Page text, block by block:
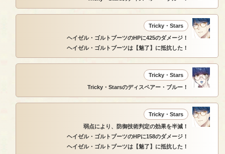
Tricky・Stars
ヘイゼル・ゴルトブーツのHPに425のダメージ！
ヘイゼル・ゴルトブーツは【魅了】に抵抗した！
Tricky・Stars
Tricky・Starsのディスペアー・ブルー！
Tricky・Stars
弱点により、防御技術判定の効果を半減！
ヘイゼル・ゴルトブーツのHPに158のダメージ！
ヘイゼル・ゴルトブーツは【魅了】に抵抗した！